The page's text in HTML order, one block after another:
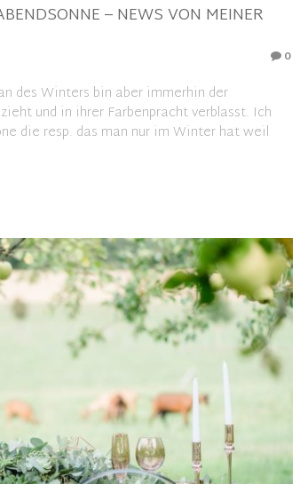
– NEWS VON MEINER
0
des Winters bin aber immerhin der
und in ihrer Farbenpracht verblasst. Ich
die resp. das man nur im Winter hat weil